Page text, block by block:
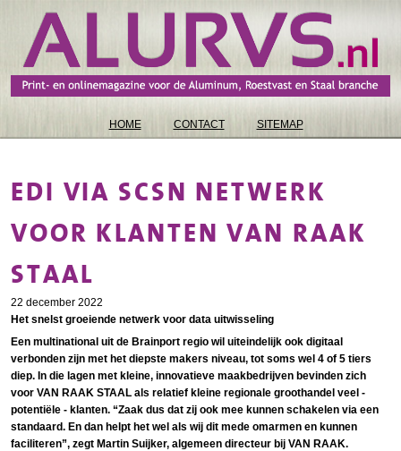
HOME CONTACT SITEMAP
EDI VIA SCSN NETWERK
VOOR KLANTEN VAN RAAK
STAAL
22 december 2022
Het snelst groeiende netwerk voor data uitwisseling
Een multinational uit de Brainport regio wil uiteindelijk ook digitaal
verbonden zijn met het diepste makers niveau, tot soms wel 4 of 5 tiers
diep. In die lagen met kleine, innovatieve maakbedrijven bevinden zich
voor VAN RAAK STAAL als relatief kleine regionale groothandel veel -
potentiële - klanten. “Zaak dus dat zij ook mee kunnen schakelen via een
standaard. En dan helpt het wel als wij dit mede omarmen en kunnen
faciliteren”, zegt Martin Suijker, algemeen directeur bij VAN RAAK.